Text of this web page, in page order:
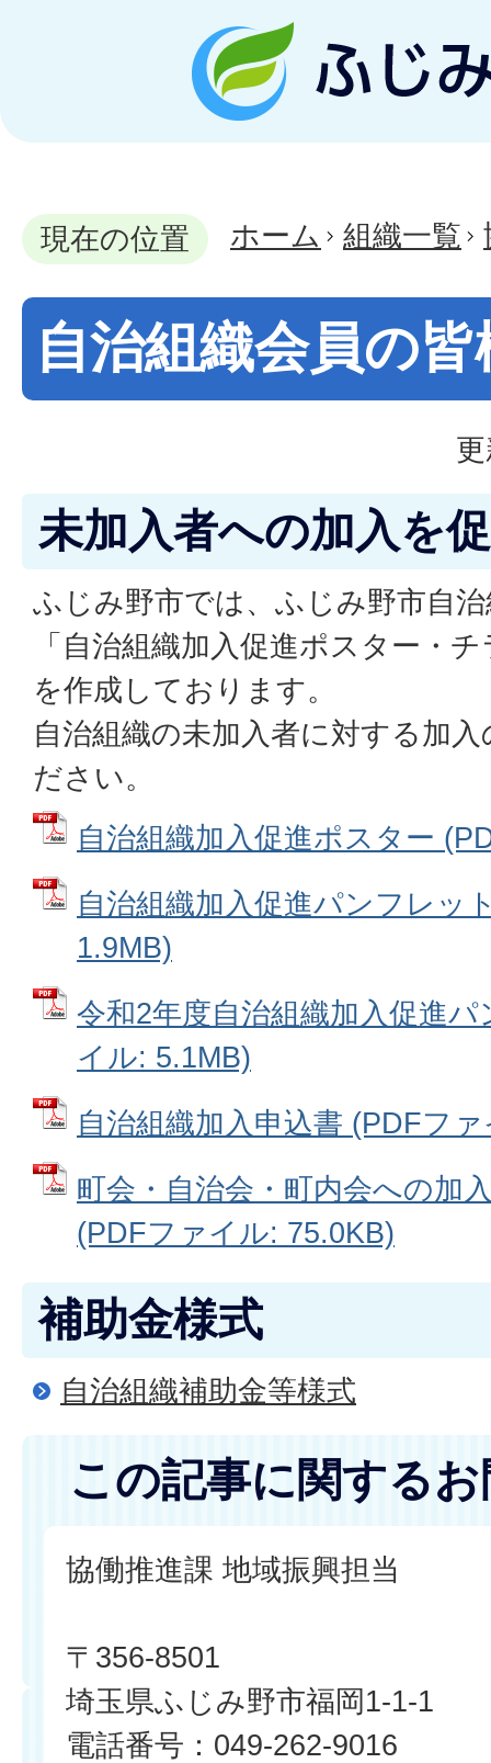
現在の位置 ホーム 組織一覧
自治組織会員の皆
未加入者への加入を
ふじみ野市では、ふじみ野市自
「自治組織加入促進ポスター・
を作成しております。
自治組織の未加入者に対する加
ださい。
自治組織加入促進ポスター
自治組織加入促進パンフレッ
1.9MB)
令和2年度自治組織加入促進
イル: 5.1MB)
自治組織加入申込書 (PDFフ
町会・自治会・町内会への加
(PDFファイル: 75.0KB)
補助金様式
自治組織補助金等様式
この記事に関する
協働推進課 地域振興担当
〒356-8501
埼玉県ふじみ野市福岡1-1-1
電話番号：049-262-9016